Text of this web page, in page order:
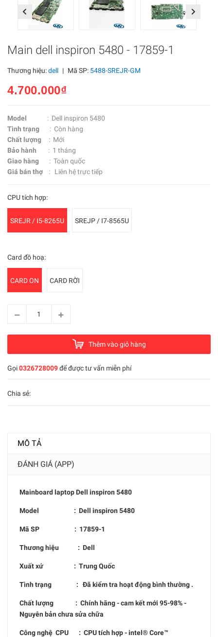
Previous Next
Main dell inspiron 5480 - 17859-1
Thương hiệu:dell | Mã SP: 5488-SREJR-GM
4.700.000₫
Model : Dell inspiron 5480
Tình trạng
: Còn hàng
Chất lượng : Mới
Bảo hành
: 1 tháng
Giao hàng : Toàn quốc
Giá bán thợ : Liên hệ trực tiếp
CPU tích hợp:
SREJR / I5-8265U SREJP / I7-8565U
Card đồ hoạ:
CARD ON CARD RỜI
Thêm vào giỏ hàng
Gọi0326728009để được tư vấn miễn phí
Chia sẻ:
MÔ TẢ
ĐÁNH GIÁ (APP)
Mainboard laptop Dell inspiron 5480
Model : Dell inspiron 5480
Mã SP : 17859-1
Thương hiệu : Dell
Xuất xứ : Trung Quốc
Tình trạng : Đã kiểm tra hoạt động bình thường .
Chất lượng : Chính hãng - cam kết mới 95-98% -
Nguyên bản chưa sửa chữa
Công nghệ CPU : CPU tích hợp - intel® Core™